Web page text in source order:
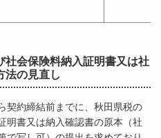
会保険料納入証明書又は社
法の見直し
約締結前までに、秋田県税の
明書又は納入確認書の原本（社